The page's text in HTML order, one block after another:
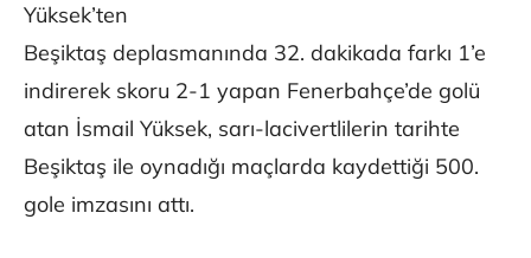
Yüksek’ten
Beşiktaş deplasmanında 32. dakikada farkı 1’e
indirerek skoru 2-1 yapan Fenerbahçe’de golü
atan İsmail Yüksek, sarı-lacivertlilerin tarihte
Beşiktaş ile oynadığı maçlarda kaydettiği 500.
gole imzasını attı.